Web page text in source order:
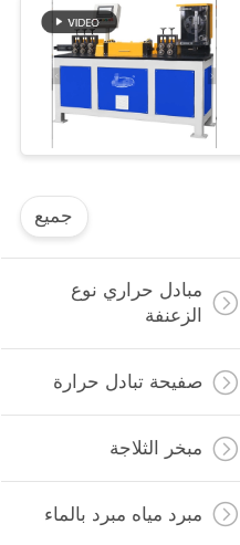
جميع
مبادل حراري نوع
الزعنفة
صفيحة تبادل حرارة
مبخر الثلاجة
مبرد مياه مبرد بالماء